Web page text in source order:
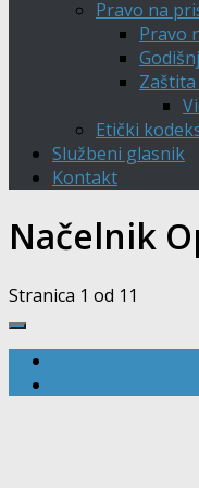
Pravo na
Pravo
Etički
Službeni glasnik
Kontakt
Načelnik
Stranica 1 od 1 1